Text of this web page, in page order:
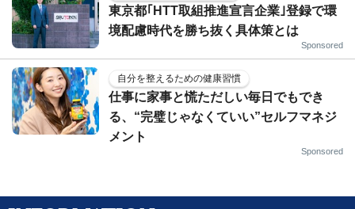
東京都｢HTT取組推進宣言企業｣登録で環
境配慮時代を勝ち抜く具体策とは
Sponsored
自分を整えるための健康習慣
仕事に家事と慌ただしい毎日でもでき
る、“完璧じゃなくていい”セルフマネジ
メント
Sponsored